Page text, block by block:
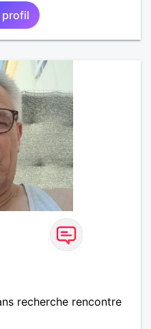
profil
recherche rencontre